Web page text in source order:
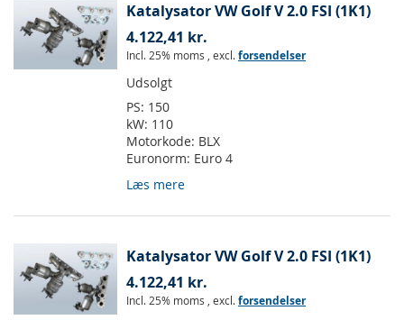
Katalysator VW Golf V 2.0 FSI (1K1)
4.122,41 kr.
Incl. 25% moms , excl.forsendelser
Udsolgt
PS: 150
kW: 110
Motorkode: BLX
Euronorm: Euro 4
Læs mere
Katalysator VW Golf V 2.0 FSI (1K1)
4.122,41 kr.
Incl. 25% moms , excl.forsendelser